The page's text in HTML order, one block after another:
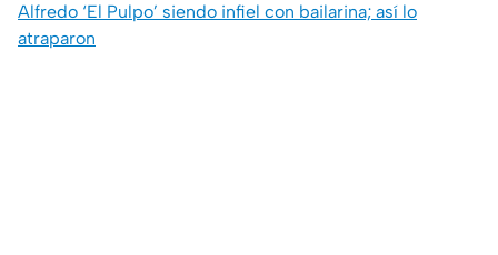
Alfredo ‘El Pulpo’ siendo infiel con bailarina; así lo
atraparon